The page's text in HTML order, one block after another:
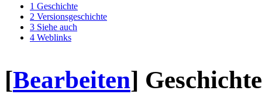
1 Geschichte
2 Versionsgeschichte
3 Siehe auch
4 Weblinks
[Bearbeiten] Geschichte